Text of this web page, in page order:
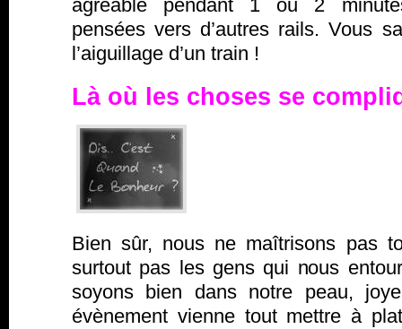
agréable pendant 1 ou 2
pensées vers d’autres rails. Vous
l’aiguillage d’un train !
Là où les choses se
Bien sûr, nous ne maîtrisons pas
surtout pas les gens qui nous
soyons bien dans notre peau,
évènement vienne tout mettre à